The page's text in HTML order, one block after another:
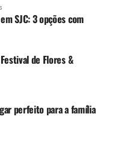
SJC: 3 opções com
de Flores &
perfeito para a família